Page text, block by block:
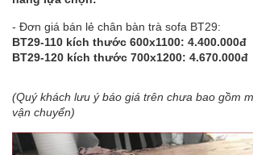
- Đơn giá bán lẻ chân bàn trà sofa BT29:
BT29-110 kích thước 600x1100: 4.400.000đ
BT29-120 kích thước 700x1200: 4.670.000đ
(Quý khách lưu ý báo giá trên chưa bao gồm
vận chuyển)